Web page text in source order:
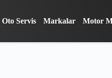
Oto Servis Markalar Motor